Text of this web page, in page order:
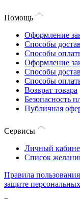
Помощь
Оформление
Способы
Способы
Оформление
Способы
Способы
Возврат товара
Безопасность
Публичная
Сервисы
Личный
Список
Правила
защите